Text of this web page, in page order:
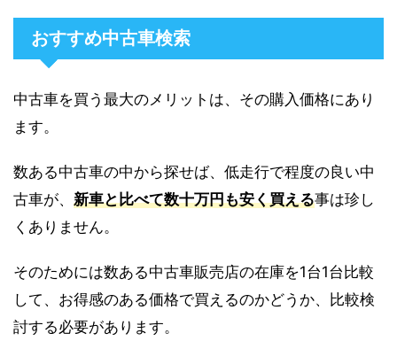
おすすめ中古車検索
中古車を買う最大のメリットは、その購入価格にあり
ます。
数ある中古車の中から探せば、低走行で程度の良い中
古車が、 新車と比べて数十万円も安く買える事は珍し
くありません。
そのためには数ある中古車販売店の在庫を1台1台比較
して、お得感のある価格で買えるのかどうか、比較検
討する必要があります。